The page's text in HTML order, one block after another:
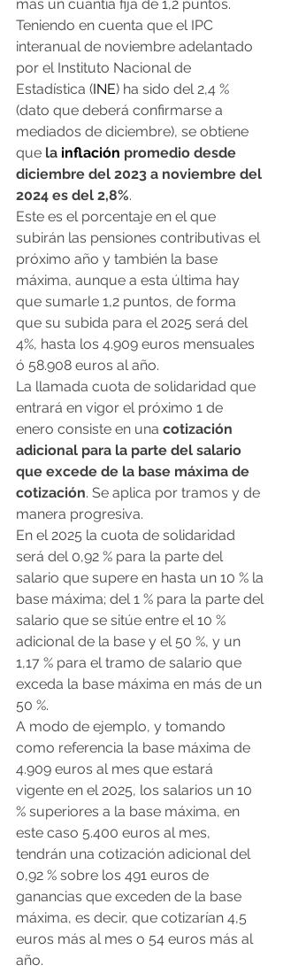
más un cuantía fija de 1,2 puntos.
Teniendo en cuenta que el IPC
interanual de noviembre adelantado
por el Instituto Nacional de
Estadística (INE) ha sido del 2,4 %
(dato que deberá confirmarse a
mediados de diciembre), se obtiene
que la inflación promedio desde
diciembre del 2023 a noviembre del
2024 es del 2,8%.
Este es el porcentaje en el que
subirán las pensiones contributivas el
próximo año y también la base
máxima, aunque a esta última hay
que sumarle 1,2 puntos, de forma
que su subida para el 2025 será del
4%, hasta los 4.909 euros mensuales
ó 58.908 euros al año.
La llamada cuota de solidaridad que
entrará en vigor el próximo 1 de
enero consiste en una cotización
adicional para la parte del salario
que excede de la base máxima de
cotización. Se aplica por tramos y de
manera progresiva.
En el 2025 la cuota de solidaridad
será del 0,92 % para la parte del
salario que supere en hasta un 10 % la
base máxima; del 1 % para la parte del
salario que se sitúe entre el 10 %
adicional de la base y el 50 %, y un
1,17 % para el tramo de salario que
exceda la base máxima en más de un
50 %.
A modo de ejemplo, y tomando
como referencia la base máxima de
4.909 euros al mes que estará
vigente en el 2025, los salarios un 10
% superiores a la base máxima, en
este caso 5.400 euros al mes,
tendrán una cotización adicional del
0,92 % sobre los 491 euros de
ganancias que exceden de la base
máxima, es decir, que cotizarían 4,5
euros más al mes o 54 euros más al
año.